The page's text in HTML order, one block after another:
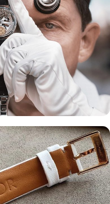
вам лучшие условия
на изделия.